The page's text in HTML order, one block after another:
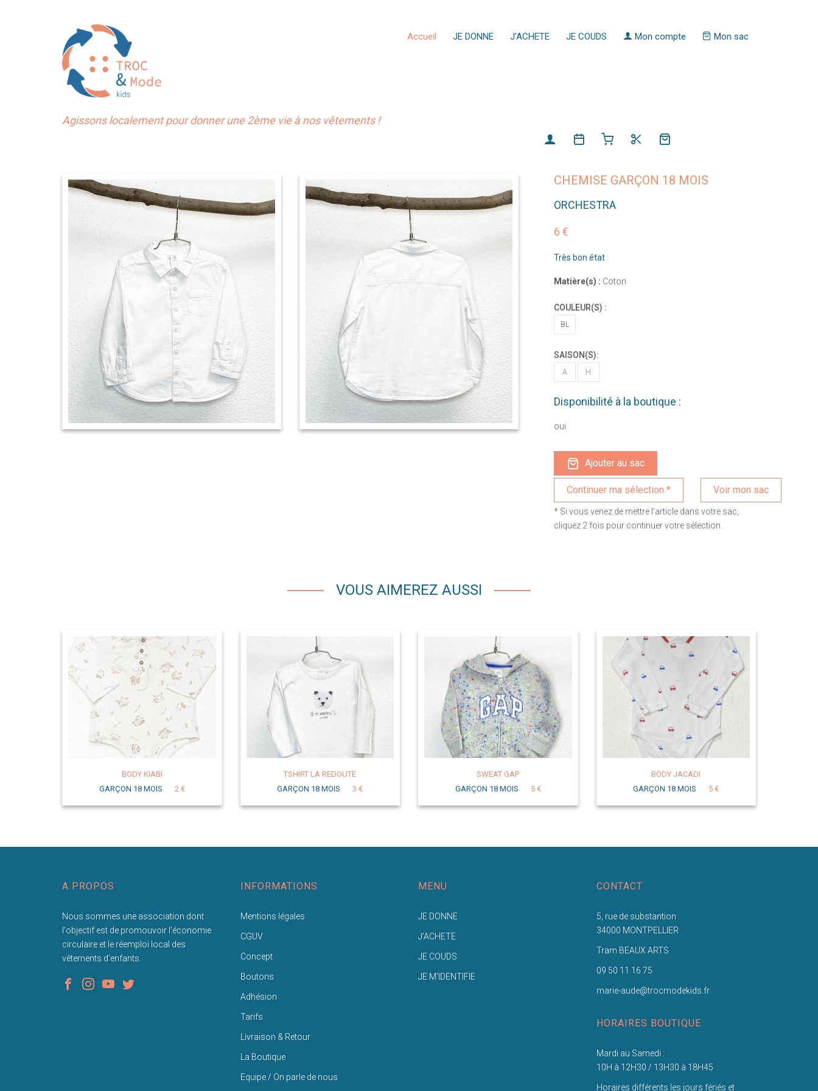
Accueil JE DONNE J'ACHETE JE COUDS Mon compte Mon sac
Agissons localement pour donner une 2ème vie à nos vêtements !
CHEMISE GARÇON 18 MOIS
ORCHESTRA
6 €
Très bon état
Matière(s) : Coton
COULEUR(S) :
BL
SAISON(S):
A H
Disponibilité à la boutique :
oui
Ajouter au sac
Voir mon sac
* Si vous venez de mettre l'article dans votre sac,
cliquez 2 fois pour continuer votre sélection.
VOUS AIMEREZ AUSSI
BODY KIABI
GARÇON 18 MOIS
2 €
TSHIRT LA REDOUTE
GARÇON 18 MOIS
3 €
SWEAT GAP
GARÇON 18 MOIS
5 €
BODY JACADI
GARÇON 18 MOIS
5 €
A PROPOS
Nous sommes une association dont
l'objectif est de promouvoir l'économie
circulaire et le réemploi local des
vêtements d'enfants.
INFORMATIONS
Mentions légales
CGUV
Concept
Boutons
Adhésion
Tarifs
Livraison & Retour
La Boutique
Equipe / On parle de nous
MENU
JE DONNE
J'ACHETE
JE COUDS
JE M'IDENTIFIE
CONTACT
5, rue de substantion
34000 MONTPELLIER
Tram BEAUX ARTS
09 50 11 16 75
marie-aude@trocmodekids.fr
HORAIRES BOUTIQUE
Mardi au Samedi :
10H à 12H30 / 13H30 à 18H45
Horaires différents les jours fériés et